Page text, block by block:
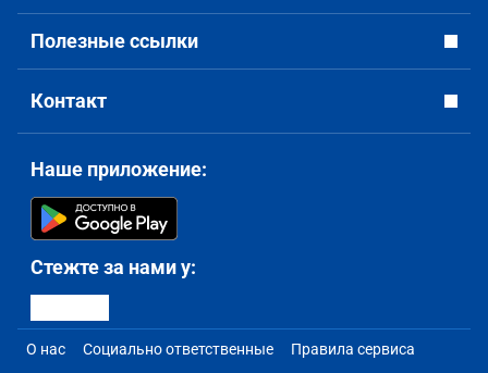
Полезные ссылки
Контакт
Наше приложение:
Стежте за нами у:
О нас Социально ответственные Правила сервиса